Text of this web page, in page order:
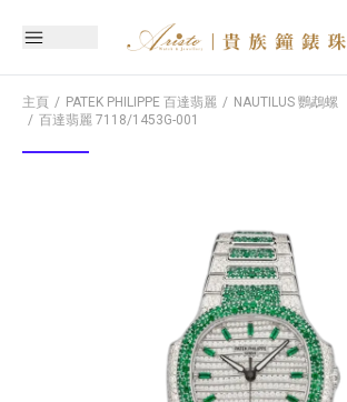
主頁 PATEK PHILIPPE 百達翡麗
NAUTILUS 鸚鵡螺
百達翡麗 7118/1453G-001